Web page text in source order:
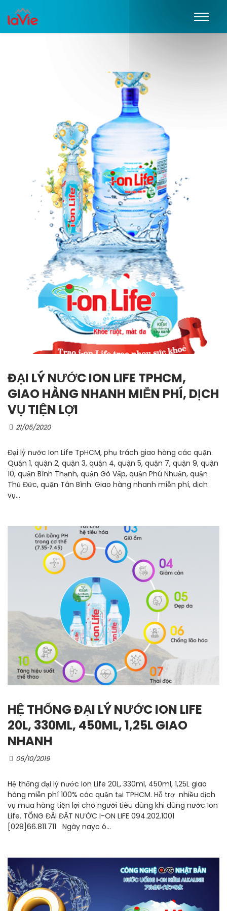
ĐẠI LÝ NƯỚC ION LIFE TPHCM,
GIAO HÀNG NHANH MIỄN PHÍ, DỊCH
VỤ TIỆN LỢI
21/05/2020
Đại lý nước Ion Life TpHCM, phụ trách giao hàng các quận.
Quận 1, quận 2, quận 3, quận 4, quận 5, quận 7, quận 9, quận
10, quận Bình Thạnh, quận Gò Vấp, quận Phú Nhuận, quận
Thủ Đức, quận Tân Bình. Giao hàng nhanh miễn phí, dịch
vụ...
HỆ THỐNG ĐẠI LÝ NƯỚC ION LIFE
20L, 330ML, 450ML, 1,25L GIAO
NHANH
06/10/2019
Hệ thống đại lý nước Ion Life 20L, 330ml, 450ml, 1,25L giao
hàng miễn phí 100% các quận tại TPHCM. Hỗ trợ nhiều dịch
vụ mua hàng tiện lợi cho người tiêu dùng khi dùng nước Ion
Life. TỔNG ĐÀI ĐẶT NƯỚC I-ON LIFE 094.202.1001
[028]66.811.711 Ngày nayc ó...